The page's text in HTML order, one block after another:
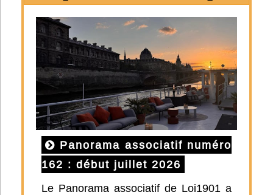
Panorama associatif numéro
162 : début juillet 2026
Le Panorama associatif de Loi1901 a